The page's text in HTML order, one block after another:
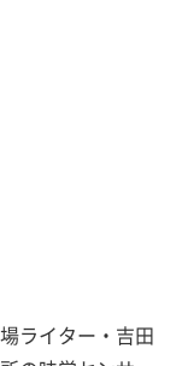
ライター・吉田